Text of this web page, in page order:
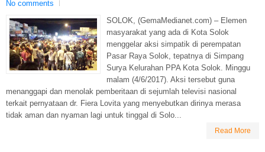
No comments
SOLOK, (GemaMedianet.com) – Elemen
masyarakat yang ada di Kota Solok
menggelar aksi simpatik di perempatan
Pasar Raya Solok, tepatnya di Simpang
Surya Kelurahan PPA Kota Solok. Minggu
malam (4/6/2017). Aksi tersebut guna
menanggapi dan menolak pemberitaan di sejumlah televisi nasional
terkait pernyataan dr. Fiera Lovita yang menyebutkan dirinya merasa
tidak aman dan nyaman lagi untuk tinggal di Solo...
Read More